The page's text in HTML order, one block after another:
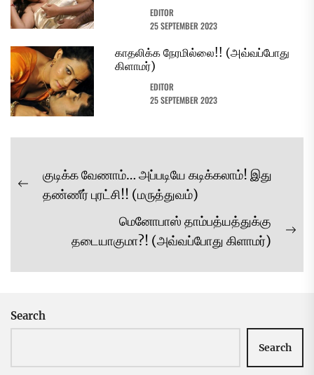
EDITOR
25 SEPTEMBER 2023
காதலிக்க நேரமில்லை!! (அவ்வப்போது
கிளாமர்)
EDITOR
25 SEPTEMBER 2023
Post
navigation
Previous
குடிக்க வேணாம்… அப்படியே கடிக்கலாம்! இது
தண்ணீர் புரட்சி!! (மருத்துவம்)
மெனோபாஸ் தாம்பத்யத்துக்கு
தடையாகுமா?! (அவ்வப்போது கிளாமர்)
Search
Search